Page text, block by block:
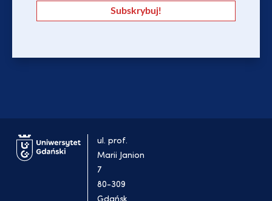
ul. prof.
Marii Janion
7
80-309